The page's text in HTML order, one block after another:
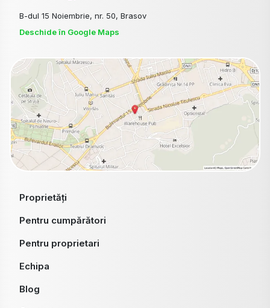
B-dul 15 Noiembrie, nr. 50, Brasov
Deschide în Google Maps
Proprietăți
Pentru cumpărători
Pentru proprietari
Echipa
Blog